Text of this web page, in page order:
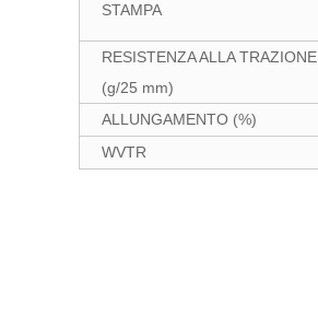
STAMPA
RESISTENZA ALLA TRAZIONE
(g/25 mm)
ALLUNGAMENTO (%)
WVTR